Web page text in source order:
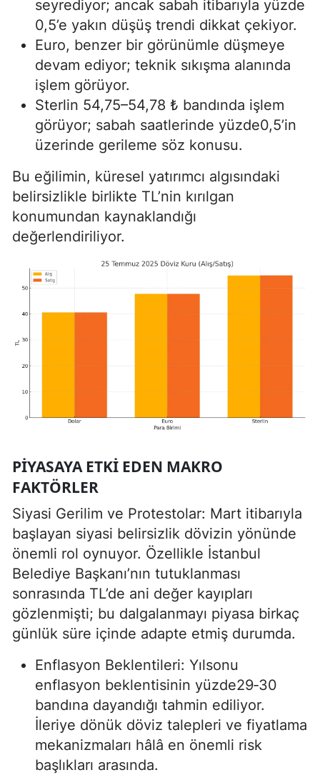
seyrediyor; ancak sabah itibarıyla yüzde
0,5’e yakın düşüş trendi dikkat çekiyor.
Euro, benzer bir görünümle düşmeye
devam ediyor; teknik sıkışma alanında
işlem görüyor.
Sterlin 54,75–54,78 ₺ bandında işlem
görüyor; sabah saatlerinde yüzde0,5’in
üzerinde gerileme söz konusu.
Bu eğilimin, küresel yatırımcı algısındaki
belirsizlikle birlikte TL’nin kırılgan
konumundan kaynaklandığı
değerlendiriliyor.
PIYASAYA ETKI EDEN MAKRO
FAKTÖRLER
Siyasi Gerilim ve Protestolar: Mart itibarıyla
başlayan siyasi belirsizlik dövizin yönünde
önemli rol oynuyor. Özellikle İstanbul
Belediye Başkanı’nın tutuklanması
sonrasında TL’de ani değer kayıpları
gözlenmişti; bu dalgalanmayı piyasa birkaç
günlük süre içinde adapte etmiş durumda.
Enflasyon Beklentileri: Yılsonu
enflasyon beklentisinin yüzde29‑30
bandına dayandığı tahmin ediliyor.
İleriye dönük döviz talepleri ve fiyatlama
mekanizmaları hâlâ en önemli risk
başlıkları arasında.